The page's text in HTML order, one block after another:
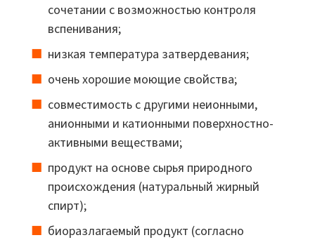
сочетании с возможностью контроля
вспенивания;
низкая температура затвердевания;
очень хорошие моющие свойства;
совместимость с другими неионными,
анионными и катионными поверхностно-
активными веществами;
продукт на основе сырья природного
происхождения (натуральный жирный
спирт);
биоразлагаемый продукт (согласно